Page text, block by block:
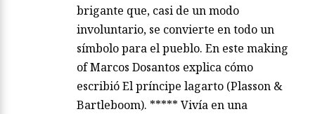
brigante que, casi de un modo
involuntario, se convierte en todo un
símbolo para el pueblo. En este making
of Marcos Dosantos explica cómo
escribió El príncipe lagarto (Plasson &
Bartleboom). ***** Vivía en una